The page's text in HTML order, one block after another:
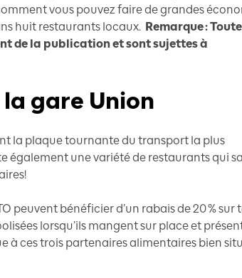
vous pouvez faire de grandes
huit restaurants locaux. Remarque :
de la publication et sont sujettes à
gare Union
la plaque tournante du transport la plus
également une variété de restaurants qui
peuvent bénéficier d’un rabais de 20 % sur
lorsqu’ils mangent sur place et
à ces trois partenaires alimentaires bien